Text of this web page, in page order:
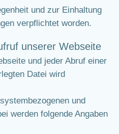
und zur Einhaltung
verpflichtet worden.
unserer Webseite
und jeder Abruf einer
Datei wird
und
werden folgende Angaben